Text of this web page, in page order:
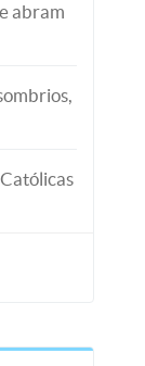
abram